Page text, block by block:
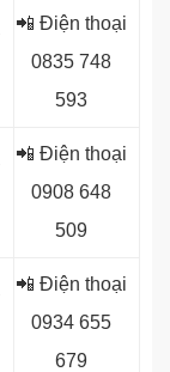
📲 Điện thoại
0835 748
593
📲 Điện thoại
0908 648
509
📲 Điện thoại
0934 655
679